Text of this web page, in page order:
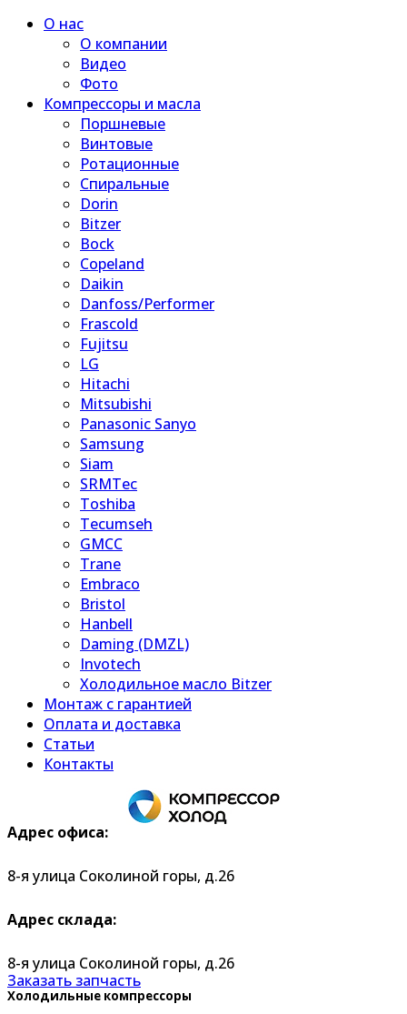
О нас
О компании
Видео
Фото
Компрессоры и масла
Поршневые
Винтовые
Ротационные
Спиральные
Dorin
Bitzer
Bock
Copeland
Daikin
Danfoss/Performer
Frascold
Fujitsu
LG
Hitachi
Mitsubishi
Panasonic Sanyo
Samsung
Siam
SRMTec
Toshiba
Tecumseh
GMCC
Trane
Embraco
Bristol
Hanbell
Daming (DMZL)
Invotech
Холодильное масло Bitzer
Монтаж с гарантией
Оплата и доставка
Статьи
Контакты
Адрес офиса:
8-я улица Соколиной горы, д.26
Адрес склада:
8-я улица Соколиной горы, д.26
Заказать запчасть
Холодильные компрессоры